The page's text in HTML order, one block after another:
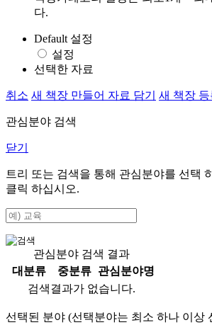
다.
Default 설정
설정
선택한 자료
취소 새 책장 만들어 자료 담기 새 책장 등
관심분야 검색
닫기
트리 또는 검색을 통해 관심분야를 선택
클릭 하십시오.
관심분야 검색 결과
대분류
중분류
관심분야명
검색결과가 없습니다.
선택된 분야 (선택분야는 최소 하나 이상